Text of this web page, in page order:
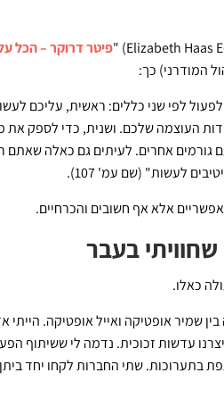
פיטר דרוקר – הכל
המודרני) כך:
לפי שני כללים: ראשית, עליכם
העוצמה שלכם. ושנית, כדי לספק
גורמים אחרים. לעיתים גם כאלה שאתם
לעשות" (שם עמ' 107).
אלא אף חשובים והכרחיים.
בעבר
כאלו.
בין שמיר אופטיקה ואייל אופטיקה.
עדשות זכוכית. נדמה לי ששיתוף
שתי החברות לקחו יחד ביתן